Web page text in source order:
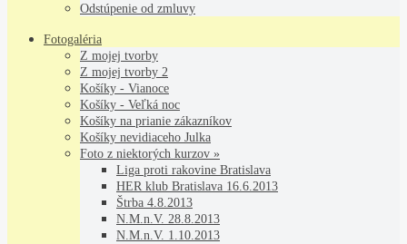
Odstúpenie od zmluvy
Fotogaléria
Z mojej tvorby
Z mojej tvorby 2
Košíky - Vianoce
Košíky - Veľká noc
Košíky na prianie zákazníkov
Košíky nevidiaceho Julka
Foto z niektorých kurzov »
Liga proti rakovine Bratislava
HER klub Bratislava 16.6.2013
Štrba 4.8.2013
N.M.n.V. 28.8.2013
N.M.n.V. 1.10.2013